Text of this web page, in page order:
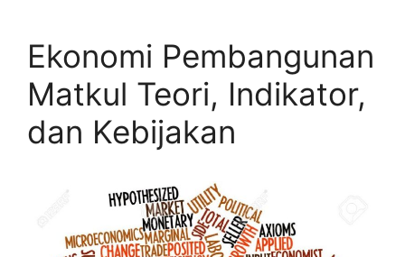
Ekonomi Pembangunan
Matkul Teori, Indikator,
dan Kebijakan